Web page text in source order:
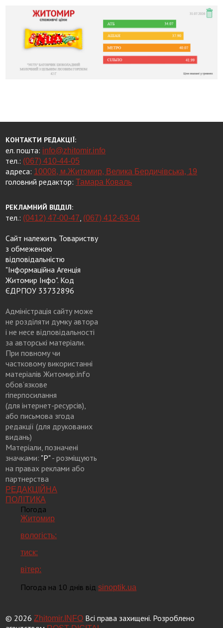
КОНТАКТИ РЕДАКЦІЇ:
ел. пошта: info@zhitomir.info
тел.: (067) 410-44-05
адреса: 10008, м.Житомир, Велика Бердичівська, 19
головний редактор:Тамара Коваль
РЕКЛАМНИЙ ВІДДІЛ:
тел.: (0412) 47-00-47, (067) 412-63-04
Сайт належить Товариству
з обмеженою
відповідальністю
"Інформаційна Агенція
Житомир Інфо". Код
ЄДРПОУ 33732896
Адміністрація сайту може
не розділяти думку автора
і не несе відповідальності
за авторські матеріали.
При повному чи
частковому використанні
матеріалів Житомир.info
обов’язкове
гіперпосилання
(для інтернет-ресурсів),
або письмова згода
редакції (для друкованих
видань)
Матеріали, позначені
значками: "Р"- розміщують
на правах реклами або
партнерства
РЕДАКЦІЙНА
ПОЛІТИКА
Погода
Житомир
вологість:
тиск:
вітер:
Погода на 10 днів відsinoptik.ua
© 2026Zhitomir.INFO Всі права захищені. Розроблено